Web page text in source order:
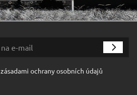
zásadami ochrany osobních údajů